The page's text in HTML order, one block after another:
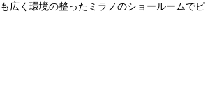
広く環境の整ったミラノのショールームでピ